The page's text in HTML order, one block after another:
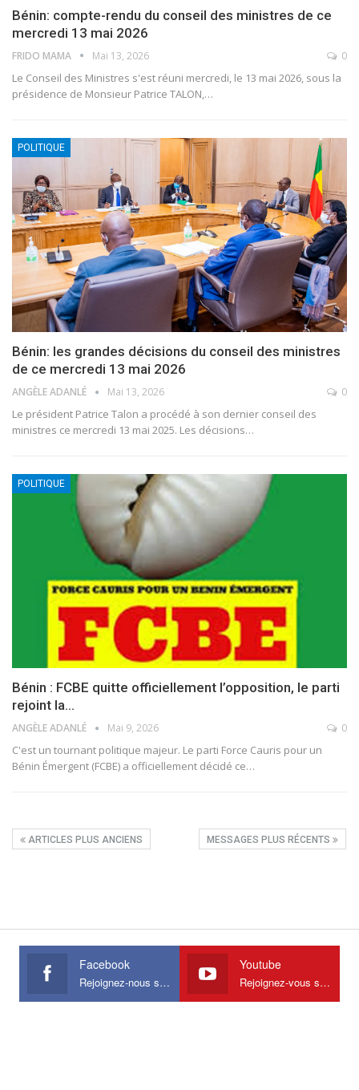
Bénin: compte-rendu du conseil des ministres de ce
mercredi 13 mai 2026
FRIDO MAMA Mai 13, 2026 0
Le Conseil des Ministres s'est réuni mercredi, le 13 mai 2026, sous la
présidence de Monsieur Patrice TALON, …
POLITIQUE
Bénin: les grandes décisions du conseil des ministres
de ce mercredi 13 mai 2026
ANGÈLE ADANLÉ Mai 13, 2026 0
Le président Patrice Talon a procédé à son dernier conseil des
ministres ce mercredi 13 mai 2025. Les décisions…
POLITIQUE
Bénin : FCBE quitte officiellement l’opposition, le parti
rejoint la…
ANGÈLE ADANLÉ Mai 9, 2026 0
C'est un tournant politique majeur. Le parti Force Cauris pour un
Bénin Émergent (FCBE) a officiellement décidé ce…
ARTICLES PLUS ANCIENS MESSAGES PLUS RÉCENTS
Facebook
Rejoignez-nous sur Facebook
Youtube
Rejoignez-vous sur Youtube